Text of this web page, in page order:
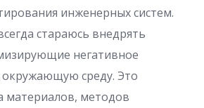
инженерных систем.
стараюсь внедрять
негативное
окружающую среду. Это
материалов, методов